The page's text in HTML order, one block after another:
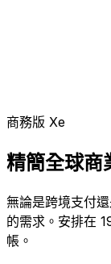
商務版 Xe
精簡全球商
無論是跨境支付
的需求。安排在
帳。